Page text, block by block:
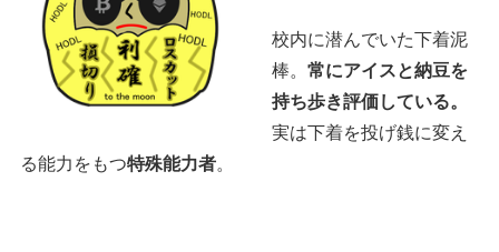
校内に潜んでいた下着泥
棒。 常にアイスと納豆を
持ち歩き評価している。
実は下着を投げ銭に変え
る能力をもつ特殊能力者。